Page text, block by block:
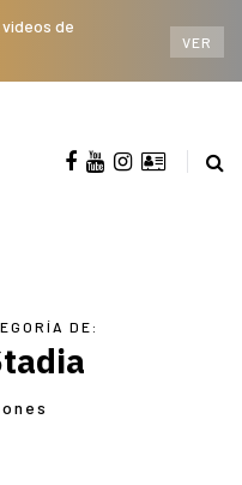
de
VER
DE: